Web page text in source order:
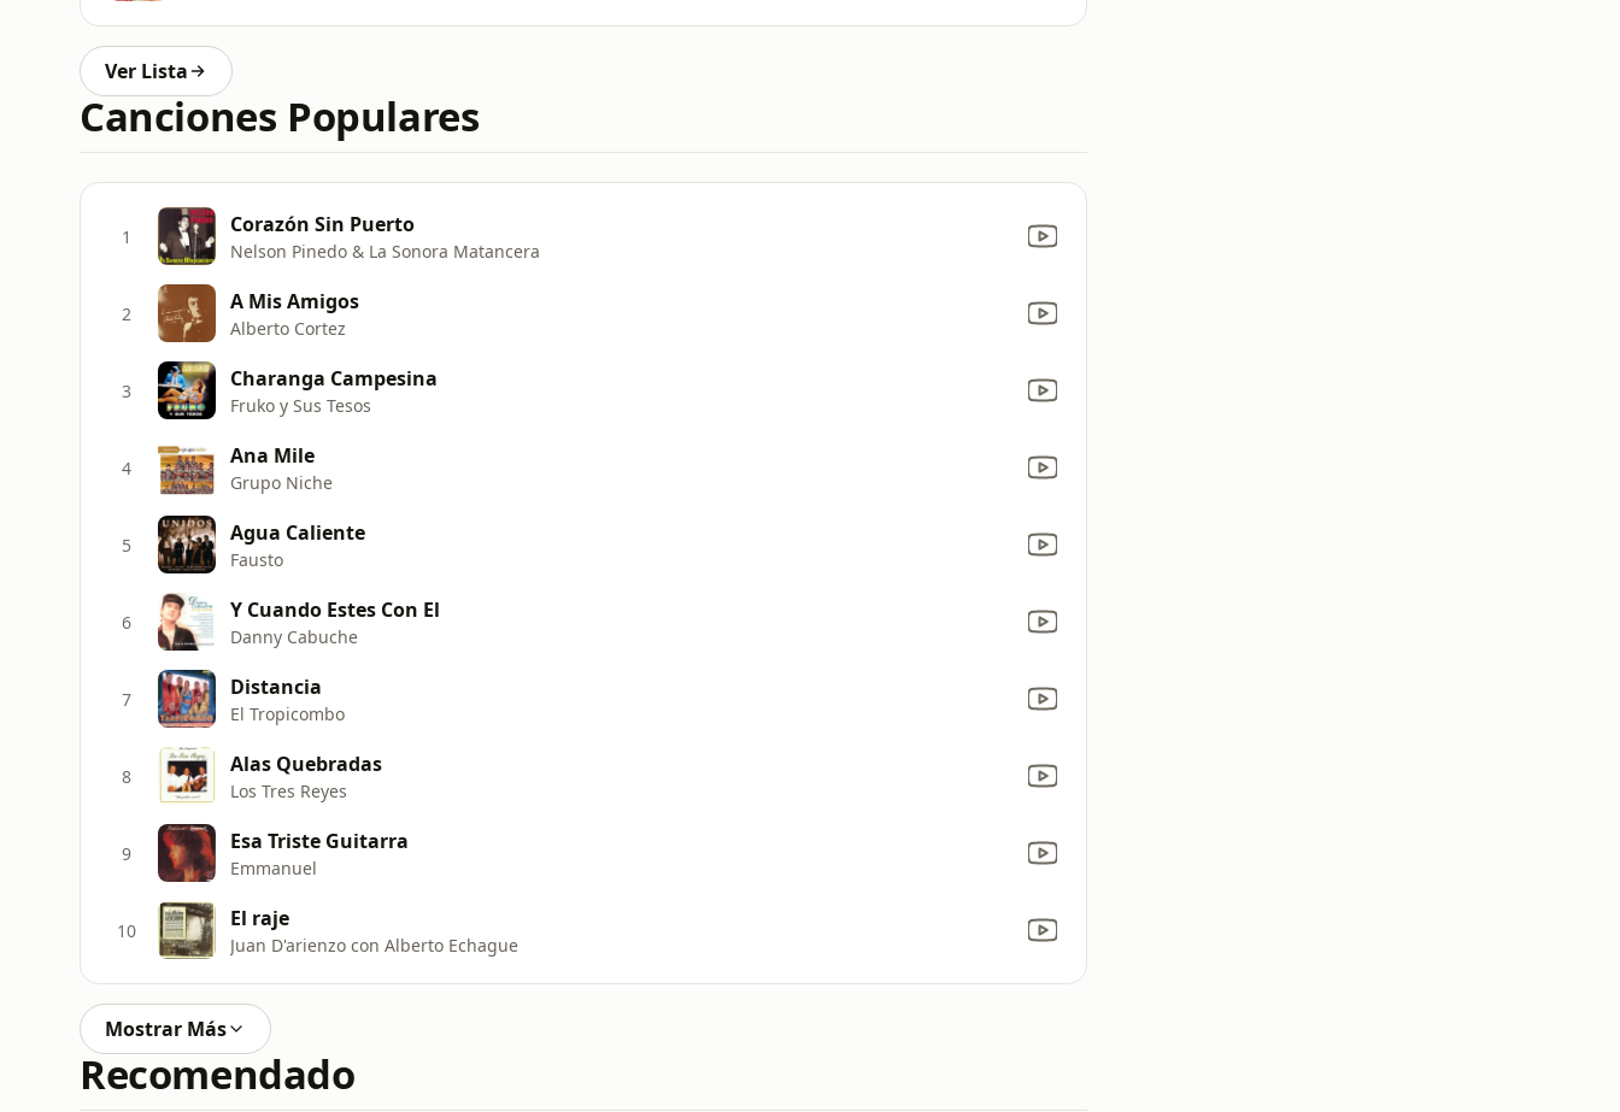
Ver Lista
Canciones Populares
1 Corazón Sin Puerto
Nelson Pinedo & La Sonora Matancera
2 A Mis Amigos
Alberto Cortez
3 Charanga Campesina
Fruko y Sus Tesos
4 Ana Mile
Grupo Niche
5 Agua Caliente
Fausto
6 Y Cuando Estes Con El
Danny Cabuche
7 Distancia
El Tropicombo
8 Alas Quebradas
Los Tres Reyes
9 Esa Triste Guitarra
Emmanuel
10 El raje
Juan D'arienzo con Alberto Echague
Mostrar Más
Recomendado